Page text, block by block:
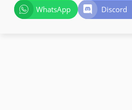
WhatsApp
Discord